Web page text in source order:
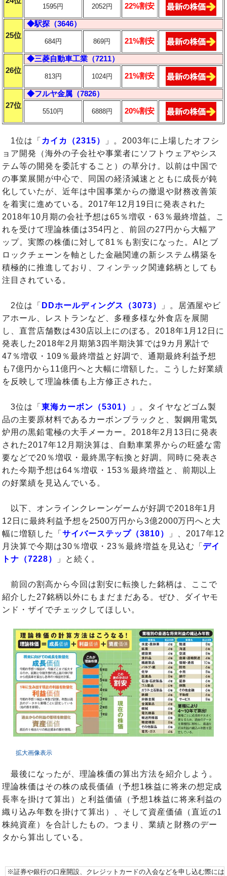
1595円 2052円 22%割安
25位
◆駅探（3646）
684円 869円 21%割安
26位
◆三菱自動車工業（7211）
813円 1024円 21%割安
27位
◆フルヤ金属（7826）
5510円 6888円 20%割安
1位は「 カイカ（2315）
」。2003年に上場したオフシ
ョア開発（海外の子会社や事業者にソフトウェアやシス
テム等の開発を委託すること）の草分け。以前は中国で
の事業展開が中心で、同国の経済減速とともに成長が鈍
化していたが、近年は中国事業からの撤退や財務改善策
を着実に進めている。2017年12月19日に発表された
2018年10月期の会社予想は65％増収・63％最終増益。こ
れを受けて理論株価は354円と、前回の27円から大幅ア
ップ。実際の株価に対して81％も割安になった。AIとブ
ロックチェーンを軸とした金融関連の新システム構築を
積極的に推進しており、フィンテック関連銘柄としても
注目されている。
2位は「 DDホールディングス（3073）
」。居酒屋やビ
アホール、レストランなど、多種多様な外食店を展開
し、直営店舗数は430店以上にのぼる。2018年1月12日に
発表した2018年2月期第3四半期決算では9カ月累計で
47％増収・109％最終増益と好調で、通期最終利益予想
も7億円から11億円へと大幅に増額した。こうした好業績
を反映して理論株価も上方修正された。
3位は「東海カーボン（5301）
」。タイヤなどゴム製
品の主要原材料であるカーボンブラックと、製鋼用電気
炉用の黒鉛電極の大手メーカー。2018年2月13日に発表
された2017年12月期決算は、自動車業界からの旺盛な需
要などで20％増収・最終黒字転換と好調。同時に発表さ
れた今期予想は64％増収・153％最終増益と、前期以上
の好業績を見込んでいる。
以下、オンラインクレーンゲームが好調で2018年1月
12日に最終利益予想を2500万円から3億2000万円へと大
幅に増額した「サイバーステップ（3810）
」、2017年12
月決算で今期は30％増収・23％最終増益を見込む「デイ
トナ（7228）
」と続く。
前回の割高から今回は割安に転換した銘柄は、ここで
紹介した27銘柄以外にもまだまだある。ぜひ、ダイヤモ
ンド・ザイでチェックしてほしい。
拡大画像表示
最後になったが、理論株価の算出方法を紹介しよう。
理論株価はその株の成長価値（予想1株益に将来の想定成
長率を掛けて算出）と利益価値（予想1株益に将来利益の
織り込み年数を掛けて算出）、そして資産価値（直近の1
株純資産）を合計したもの。つまり、業績と財務のデー
タから算出している。
※証券や銀行の口座開設、クレジットカードの入会などを申し込む際には